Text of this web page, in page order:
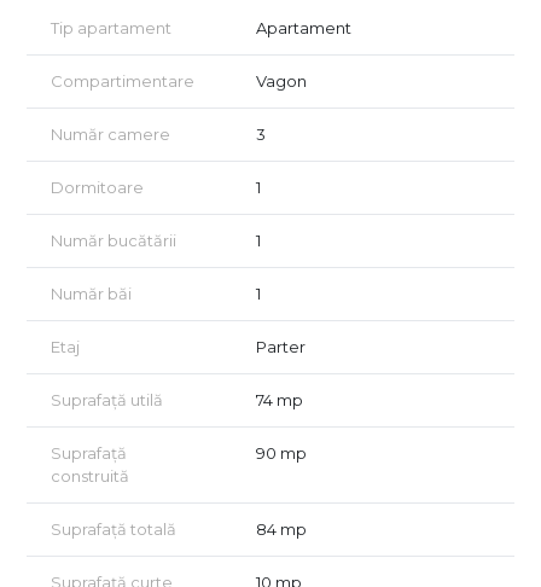
Piața Muncii la 10 minute de mers pe jos. Zona este bine
deservită de magazine, școli, grădinițe și parcuri, ceea ce o
🏡 Caracteristici imobil:
Bucătărie inchisa, cu intrare separată, ideală pentru cei care
preferă gătitul în liniște.
Cameră la demisol, ce poate fi folosită ca spațiu de
depozitare sau mic birou.
depozitare suplimentară.
Curte comună cu celălalt proprietar, amenajată cu verdeață și
flori, un spațiu intim și plăcut pentru relaxare.
🌳 Curte și exterior:
Tip apartament Apartament
Compartimentare Vagon
Număr camere 3
Dormitoare 1
Număr bucătării 1
Număr băi 1
Etaj Parter
Suprafață utilă 74 mp
Suprafață
construită
90 mp
Suprafață totală 84 mp
Suprafață curte 10 mp